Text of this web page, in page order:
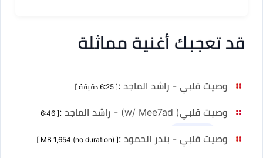
قد تعجبك أغنية مماثلة
وصيت قلبي - راشد الماجد :[ 6:25 دقيقة ]
وصيت قلبي( w/ Mee7ad) - راشد الماجد :
[ 6:46
وصيت قلبي - بندر الحمود :
[ MB 1,654 (no duration) ]